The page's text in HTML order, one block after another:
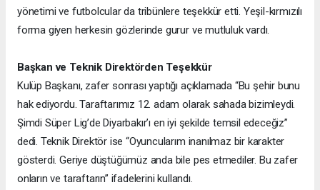
yönetimi ve futbolcular da tribünlere teşekkür etti. Yeşil-kırmızılı
forma giyen herkesin gözlerinde gurur ve mutluluk vardı.
Başkan ve Teknik Direktörden Teşekkür
Kulüp Başkanı, zafer sonrası yaptığı açıklamada “Bu şehir bunu
hak ediyordu. Taraftarımız 12. adam olarak sahada bizimleydi.
Şimdi Süper Lig’de Diyarbakır’ı en iyi şekilde temsil edeceğiz”
dedi. Teknik Direktör ise “Oyuncularım inanılmaz bir karakter
gösterdi. Geriye düştüğümüz anda bile pes etmediler. Bu zafer
onların ve taraftarın” ifadelerini kullandı.